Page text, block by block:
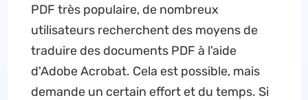
PDF très populaire, de nombreux
utilisateurs recherchent des moyens de
traduire des documents PDF à l'aide
d'Adobe Acrobat. Cela est possible, mais
demande un certain effort et du temps. Si